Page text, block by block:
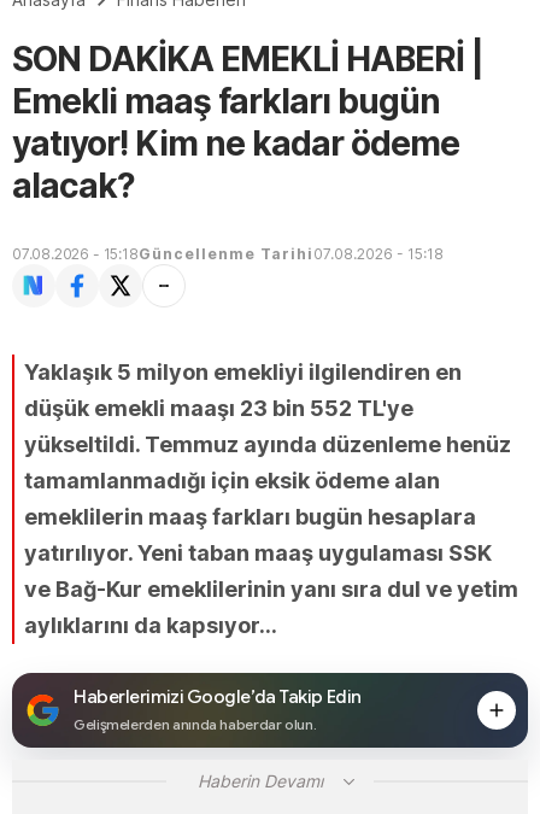
SON DAKİKA EMEKLİ HABERİ |
Emekli maaş farkları bugün
yatıyor! Kim ne kadar ödeme
alacak?
07.08.2026 - 15:18Güncellenme Tarihi 07.08.2026 - 15:18
Yaklaşık 5 milyon emekliyi ilgilendiren en
düşük emekli maaşı 23 bin 552 TL'ye
yükseltildi. Temmuz ayında düzenleme henüz
tamamlanmadığı için eksik ödeme alan
emeklilerin maaş farkları bugün hesaplara
yatırılıyor. Yeni taban maaş uygulaması SSK
ve Bağ-Kur emeklilerinin yanı sıra dul ve yetim
aylıklarını da kapsıyor...
Haberlerimizi Google’da Takip Edin
Gelişmelerden anında haberdar olun.
Haberin Devamı